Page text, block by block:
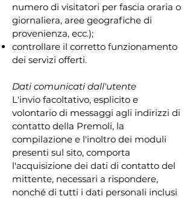
numero di visitatori per fascia oraria o
giornaliera, aree geografiche di
provenienza, ecc.);
controllare il corretto funzionamento
dei servizi offerti.
Dati comunicati dall'utente
L'invio facoltativo, esplicito e
volontario di messaggi agli indirizzi di
contatto della Premoli, la
compilazione e l'inoltro dei moduli
presenti sul sito, comporta
l'acquisizione dei dati di contatto del
mittente, necessari a rispondere,
nonché di tutti i dati personali inclusi